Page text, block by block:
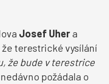
Josef Uhera
že terestrické vysílání
že bude vterestrice
požádala o